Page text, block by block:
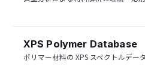
XPS Polymer Database
ポリマー材料の XPS スペクトルデー